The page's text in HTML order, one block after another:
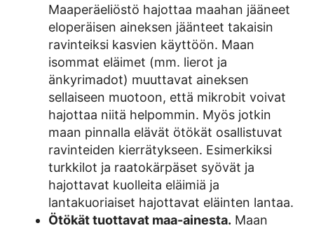
Maaperäeliöstö hajottaa maahan jääneet
eloperäisen aineksen jäänteet takaisin
ravinteiksi kasvien käyttöön. Maan
isommat eläimet (mm. lierot ja
änkyrimadot) muuttavat aineksen
sellaiseen muotoon, että mikrobit voivat
hajottaa niitä helpommin. Myös jotkin
maan pinnalla elävät ötökät osallistuvat
ravinteiden kierrätykseen. Esimerkiksi
turkkilot ja raatokärpäset syövät ja
hajottavat kuolleita eläimiä ja
lantakuoriaiset hajottavat eläinten lantaa.
Ötökät tuottavat maa-ainesta. Maan